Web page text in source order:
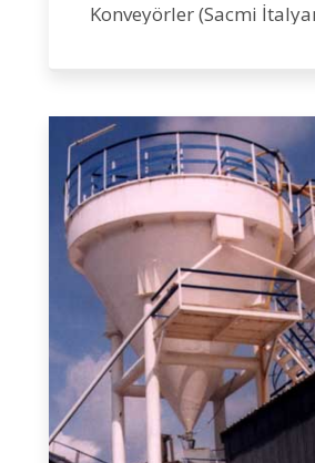
Konveyörler (Sacmi